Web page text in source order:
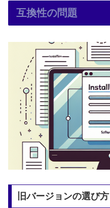
互換性の問題
旧バージョンの選び